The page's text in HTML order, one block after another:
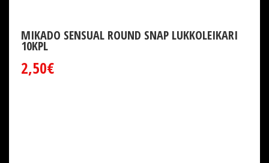
MIKADO SENSUAL ROUND SNAP LUKKOLEIKARI
10KPL
2,50€